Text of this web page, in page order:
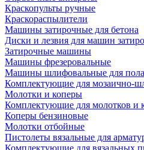
Краскопульты ручные
Краскораспылители
Машины затирочные для бетона
Диски и лезвия для машин
Затирочные машины
Машины фрезеровальные
Машины шлифовальные для пола
Комплектующие для мозаично-
Молотки и коперы
Комплектующие для молотков и
Коперы бензиновые
Молотки отбойные
Пистолеты вязальные для
Комплектующие для вязальных